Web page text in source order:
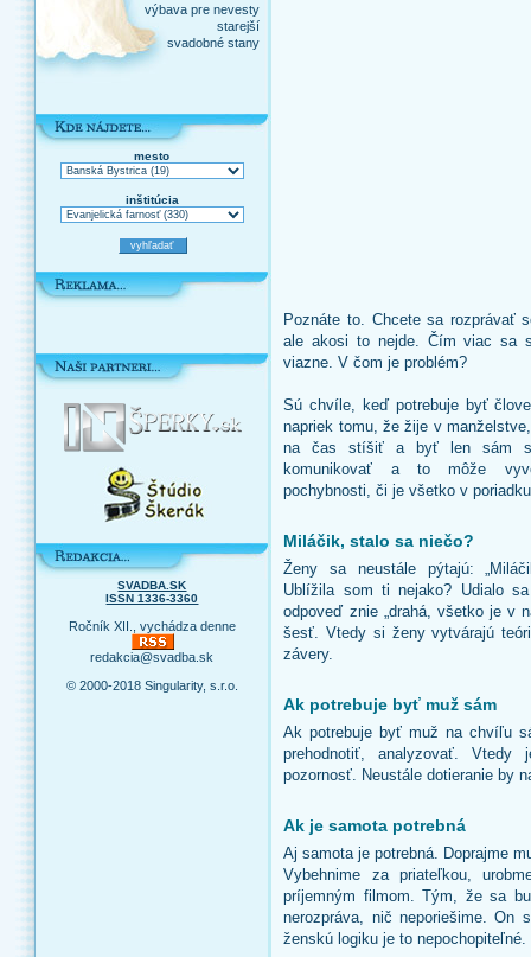
výbava pre nevesty
starejší
svadobné stany
mesto
inštitúcia
SVADBA.SK
ISSN 1336-3360
Ročník XII., vychádza denne
redakcia@svadba.sk
© 2000-2018 Singularity, s.r.o.
Poznáte to. Chcete sa rozprávať
ale akosi to nejde. Čím viac sa
viazne. V čom je problém?
Sú chvíle, keď potrebuje byť
napriek tomu, že žije v
na čas stíšiť a byť len sám
komunikovať a to môže
pochybnosti, či je všetko v
Miláčik, stalo sa niečo?
Ženy sa neustále pýtajú:
Ublížila som ti nejako? Udialo
odpoveď znie „drahá, všetko je v
šesť. Vtedy si ženy vytvárajú
závery.
Ak potrebuje byť muž sám
Ak potrebuje byť muž na chvíľu
prehodnotiť, analyzovať.
pozornosť. Neustále dotieranie by
Ak je samota potrebná
Aj samota je potrebná. Doprajme
Vybehnime za priateľkou,
príjemným filmom. Tým, že sa
nerozpráva, nič neporiešime. On
ženskú logiku je to nepochopiteľné.